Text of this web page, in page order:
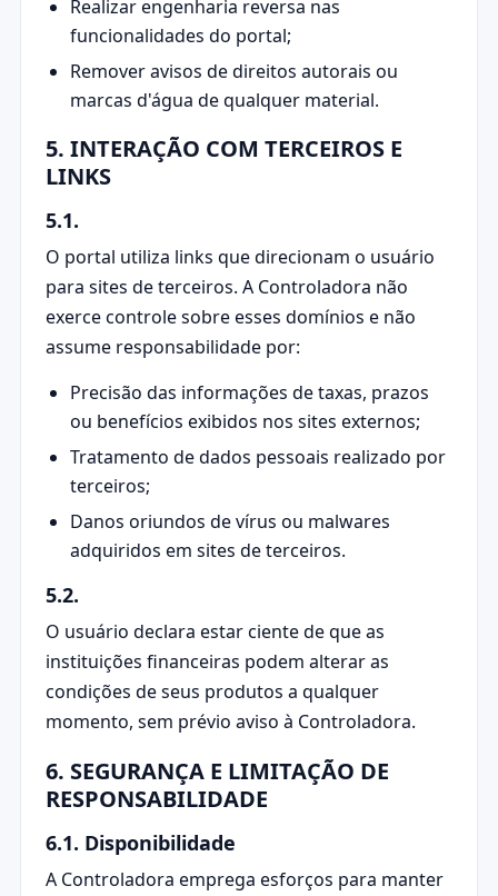
Realizar engenharia reversa nas
funcionalidades do portal;
Remover avisos de direitos autorais ou
marcas d'água de qualquer material.
5. INTERAÇÃO COM TERCEIROS E
LINKS
5.1.
O portal utiliza links que direcionam o usuário
para sites de terceiros. A Controladora não
exerce controle sobre esses domínios e não
assume responsabilidade por:
Precisão das informações de taxas, prazos
ou benefícios exibidos nos sites externos;
Tratamento de dados pessoais realizado por
terceiros;
Danos oriundos de vírus ou malwares
adquiridos em sites de terceiros.
5.2.
O usuário declara estar ciente de que as
instituições financeiras podem alterar as
condições de seus produtos a qualquer
momento, sem prévio aviso à Controladora.
6. SEGURANÇA E LIMITAÇÃO DE
RESPONSABILIDADE
6.1. Disponibilidade
A Controladora emprega esforços para manter